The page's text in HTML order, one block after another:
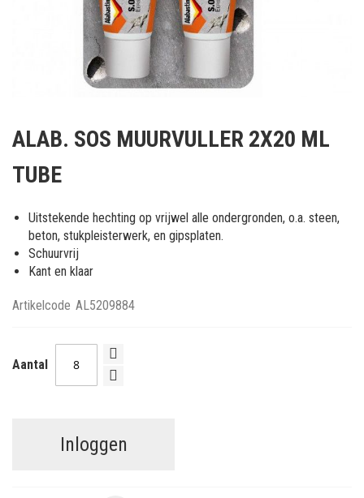
het
van
afbeeldingen-
gallerij
ALAB. SOS MUURVULLER 2X20 ML
TUBE
Uitstekende hechting op vrijwel alle ondergronden, o.a. steen,
beton, stukpleisterwerk, en gipsplaten.
Schuurvrij
Kant en klaar
Artikelcode AL5209884
Aantal
Inloggen